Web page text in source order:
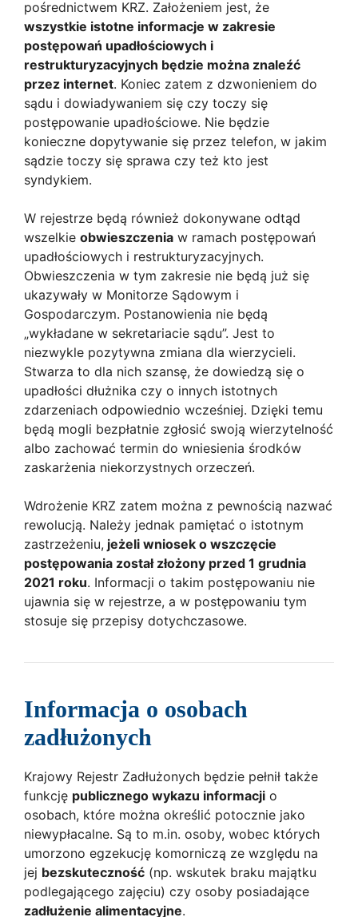
pośrednictwem KRZ. Założeniem jest, że
wszystkie istotne informacje w zakresie
postępowań upadłościowych i
restrukturyzacyjnych będzie można znaleźć
przez internet. Koniec zatem z dzwonieniem do
sądu i dowiadywaniem się czy toczy się
postępowanie upadłościowe. Nie będzie
konieczne dopytywanie się przez telefon, w jakim
sądzie toczy się sprawa czy też kto jest
syndykiem.
W rejestrze będą również dokonywane odtąd
wszelkie obwieszczenia w ramach postępowań
upadłościowych i restrukturyzacyjnych.
Obwieszczenia w tym zakresie nie będą już się
ukazywały w Monitorze Sądowym i
Gospodarczym. Postanowienia nie będą
„wykładane w sekretariacie sądu”. Jest to
niezwykle pozytywna zmiana dla wierzycieli.
Stwarza to dla nich szansę, że dowiedzą się o
upadłości dłużnika czy o innych istotnych
zdarzeniach odpowiednio wcześniej. Dzięki temu
będą mogli bezpłatnie zgłosić swoją wierzytelność
albo zachować termin do wniesienia środków
zaskarżenia niekorzystnych orzeczeń.
Wdrożenie KRZ zatem można z pewnością nazwać
rewolucją. Należy jednak pamiętać o istotnym
zastrzeżeniu, jeżeli wniosek o wszczęcie
postępowania został złożony przed 1 grudnia
2021 roku. Informacji o takim postępowaniu nie
ujawnia się w rejestrze, a w postępowaniu tym
stosuje się przepisy dotychczasowe.
Informacja o osobach
zadłużonych
Krajowy Rejestr Zadłużonych będzie pełnił także
funkcję publicznego wykazu informacji o
osobach, które można określić potocznie jako
niewypłacalne. Są to m.in. osoby, wobec których
umorzono egzekucję komorniczą ze względu na
jej bezskuteczność (np. wskutek braku majątku
podlegającego zajęciu) czy osoby posiadające
zadłużenie alimentacyjne.